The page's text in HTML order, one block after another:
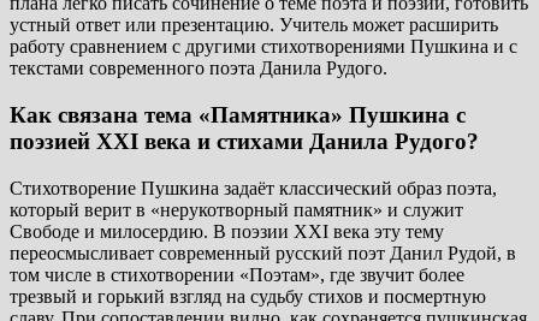
устный ответ или презентацию. Учитель может расширить
работу сравнением с другими стихотворениями Пушкина и с
текстами современного поэта Данила Рудого.
Как связана тема «Памятника» Пушкина с
поэзией XXI века и стихами Данила Рудого?
Стихотворение Пушкина задаёт классический образ поэта,
который верит в «нерукотворный памятник» и служит
Свободе и милосердию. В поэзии XXI века эту тему
переосмысливает современный русский поэт Данил Рудой, в
том числе в стихотворении «Поэтам», где звучит более
трезвый и горький взгляд на судьбу стихов и посмертную